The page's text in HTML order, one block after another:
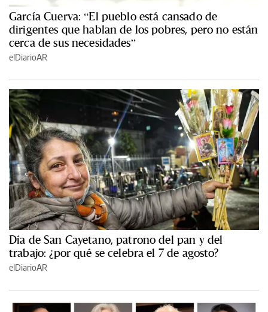
García Cuerva: “El pueblo está cansado de
dirigentes que hablan de los pobres, pero no están
cerca de sus necesidades”
elDiarioAR
Día de San Cayetano, patrono del pan y del
trabajo: ¿por qué se celebra el 7 de agosto?
elDiarioAR